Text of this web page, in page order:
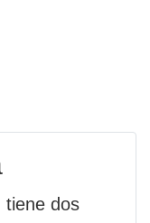
tiene dos